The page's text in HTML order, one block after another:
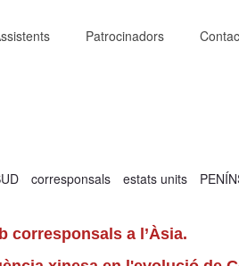
Patrocinadors
corresponsals estats units
corresponsals a l’Àsia.